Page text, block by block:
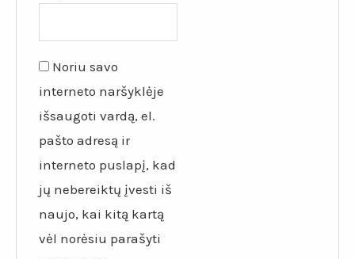
Noriu savo
interneto naršyklėje
išsaugoti vardą, el.
pašto adresą ir
interneto puslapį, kad
jų nebereiktų įvesti iš
naujo, kai kitą kartą
vėl norėsiu parašyti